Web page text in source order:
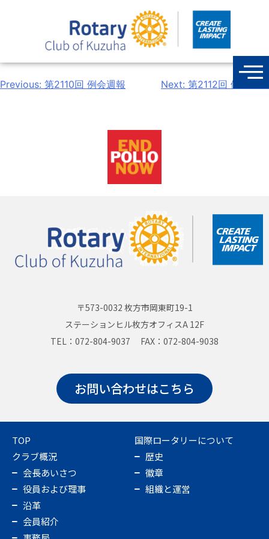
Previous: 第2110回 例会週報 Next: 第2112回 例会週報
〒573-0032 枚方市岡東町19-1
ステーションヒル枚方オフィスA 12F
TEL：072-804-9037 FAX：072-804-9038
お問い合わせはこちら
TOP
クラブ概況
会長あいさつ
役員および理事
沿革
会員紹介
国際ロータリーについて
歴史
徽章
組織と運営